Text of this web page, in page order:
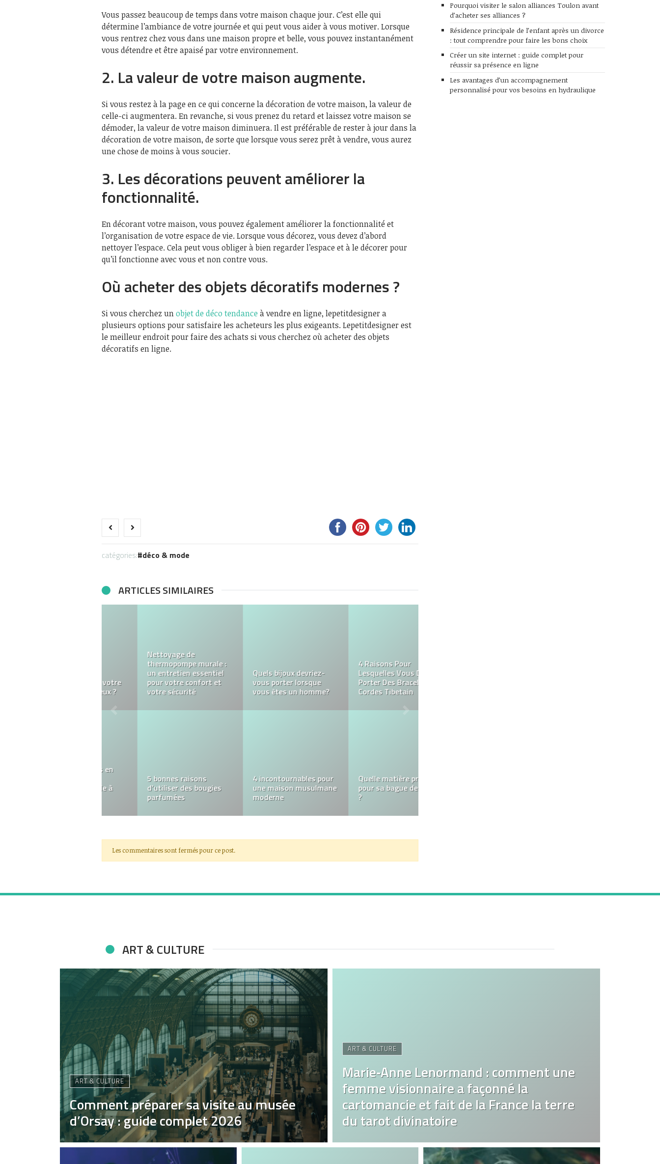
Vous passez beaucoup de temps dans votre maison chaque jour. C’est elle qui
détermine l’ambiance de votre journée et qui peut vous aider à vous motiver. Lorsque
vous rentrez chez vous dans une maison propre et belle, vous pouvez instantanément
vous détendre et être apaisé par votre environnement.
2. La valeur de votre maison augmente.
Si vous restez à la page en ce qui concerne la décoration de votre maison, la valeur de
celle-ci augmentera. En revanche, si vous prenez du retard et laissez votre maison se
démoder, la valeur de votre maison diminuera. Il est préférable de rester à jour dans la
décoration de votre maison, de sorte que lorsque vous serez prêt à vendre, vous aurez
une chose de moins à vous soucier.
3. Les décorations peuvent améliorer la
fonctionnalité.
En décorant votre maison, vous pouvez également améliorer la fonctionnalité et
l’organisation de votre espace de vie. Lorsque vous décorez, vous devez d’abord
nettoyer l’espace. Cela peut vous obliger à bien regarder l’espace et à le décorer pour
qu’il fonctionne avec vous et non contre vous.
Où acheter des objets décoratifs modernes ?
Si vous cherchez unobjet de déco tendance à vendre en ligne, lepetitdesigner a
plusieurs options pour satisfaire les acheteurs les plus exigeants. Lepetitdesigner est
le meilleur endroit pour faire des achats si vous cherchez où acheter des objets
décoratifs en ligne.
catégories: déco & mode
ARTICLES SIMILAIRES
4 Raisons Pour
Lesquelles Vous Devez
Porter Des Bracelets À
Cordes Tibetain
Pourquoi choisir un sac
sur mesure ?
Créer un salon qui vous
ressemble : inspirations
et astuces déco
Quelle matière préférer
pour sa bague de noces
UN STYLE PLUS
MODERNE (IL SUFFIT DE
LES PERSONNALISER)
Horloger avec les
Montres Rolex pour
Les commentaires sont fermés pour ce post.
Pourquoi visiter le salon alliances Toulon avant
d’acheter ses alliances ?
Résidence principale de l’enfant après un divorce
: tout comprendre pour faire les bons choix
Créer un site internet : guide complet pour
réussir sa présence en ligne
Les avantages d’un accompagnement
personnalisé pour vos besoins en hydraulique
ART & CULTURE
ART & CULTURE
Comment préparer sa visite au musée
d’Orsay : guide complet 2026
ART & CULTURE
Marie‑Anne Lenormand : comment une
femme visionnaire a façonné la
cartomancie et fait de la France la terre
du tarot divinatoire